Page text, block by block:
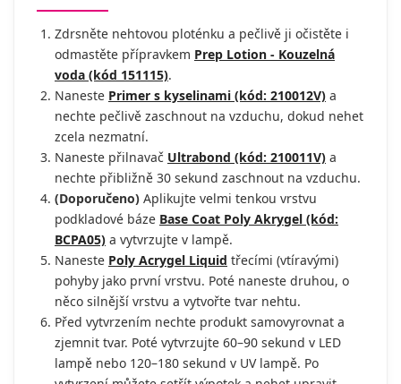
Zdrsněte nehtovou ploténku a pečlivě ji očistěte i
odmastěte přípravkem Prep Lotion - Kouzelná
voda (kód 151115).
Naneste Primer s kyselinami (kód: 210012V) a
nechte pečlivě zaschnout na vzduchu, dokud nehet
zcela nezmatní.
Naneste přilnavač Ultrabond (kód: 210011V) a
nechte přibližně 30 sekund zaschnout na vzduchu.
(Doporučeno) Aplikujte velmi tenkou vrstvu
podkladové báze Base Coat Poly Akrygel (kód:
BCPA05) a vytvrzujte v lampě.
Naneste Poly Acrygel Liquid třecími (vtíravými)
pohyby jako první vrstvu. Poté naneste druhou, o
něco silnější vrstvu a vytvořte tvar nehtu.
Před vytvrzením nechte produkt samovyrovnat a
zjemnit tvar. Poté vytvrzujte 60–90 sekund v LED
lampě nebo 120–180 sekund v UV lampě. Po